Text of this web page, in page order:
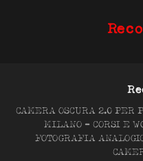
CAMERA OSCURA 2.0 PER
MILANO ​​- CORSI E
FOTOGRAFIA